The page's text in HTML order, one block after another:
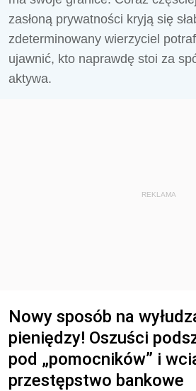
zasłoną prywatności kryją się
zdeterminowany wierzyciel
ujawnić, kto naprawdę stoi za
aktywa.
REKLAMA
Nowy sposób na
pieniędzy! Oszuści
pod „pomocników” i
przestępstwo bankowe